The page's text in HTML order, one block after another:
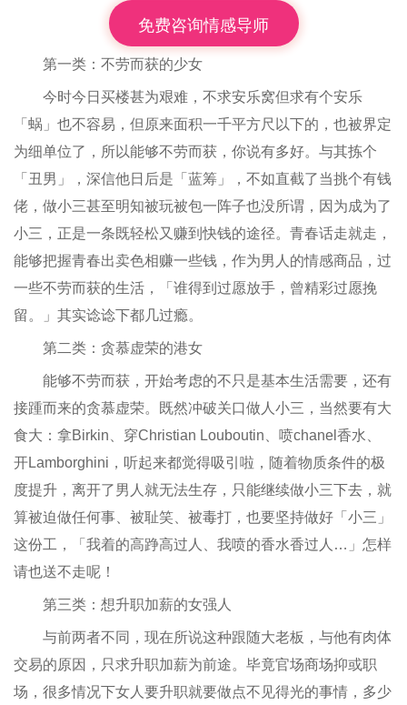
免费咨询情感导师
第一类：不劳而获的少女
今时今日买楼甚为艰难，不求安乐窝但求有个安乐
「蜗」也不容易，但原来面积一千平方尺以下的，也被界定
为细单位了，所以能够不劳而获，你说有多好。与其拣个
「丑男」，深信他日后是「蓝筹」，不如直截了当挑个有钱
佬，做小三甚至明知被玩被包一阵子也没所谓，因为成为了
小三，正是一条既轻松又赚到快钱的途径。青春话走就走，
能够把握青春出卖色相赚一些钱，作为男人的情感商品，过
一些不劳而获的生活，「谁得到过愿放手，曾精彩过愿挽
留。」其实谂谂下都几过瘾。
第二类：贪慕虚荣的港女
能够不劳而获，开始考虑的不只是基本生活需要，还有
接踵而来的贪慕虚荣。既然冲破关口做人小三，当然要有大
食大：拿Birkin、穿Christian Louboutin、喷chanel香水、
开Lamborghini，听起来都觉得吸引啦，随着物质条件的极
度提升，离开了男人就无法生存，只能继续做小三下去，就
算被迫做任何事、被耻笑、被毒打，也要坚持做好「小三」
这份工，「我着的高踭高过人、我喷的香水香过人…」怎样
请也送不走呢！
第三类：想升职加薪的女强人
与前两者不同，现在所说这种跟随大老板，与他有肉体
交易的原因，只求升职加薪为前途。毕竟官场商场抑或职
场，很多情况下女人要升职就要做点不见得光的事情，多少